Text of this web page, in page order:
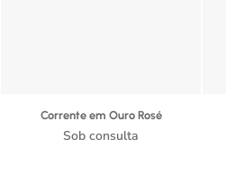
Corrente em Ouro Rosé
Sob consulta